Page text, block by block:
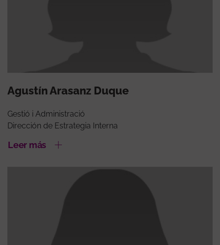
Agustín Arasanz Duque
Gestió i Administració
Dirección de Estrategia Interna
Leer más